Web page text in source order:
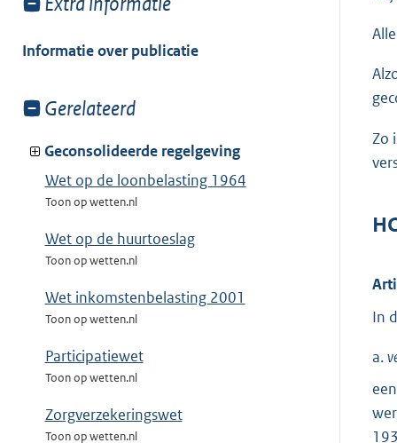
van:
Informatie over publicatie
Toon
van:
Gerelateerd
Geconsolideerde regelgeving
Wet op de loonbelasting 1964
Toon op wetten.nl
Wet op de huurtoeslag
Toon op wetten.nl
Wet inkomstenbelasting 2001
Toon op wetten.nl
Participatiewet
Toon op wetten.nl
Zorgverzekeringswet
Toon op wetten.nl
Zo
In
a.